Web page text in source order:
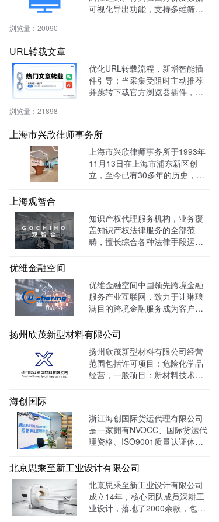
可视化导出功能，支持多维筛选
浏览量： 20090
URL转载文章
优化URL转载流程，新增智能插
件引导：当采集受阻时主动推荐
并跳转下载官方浏览器插件，有
浏览量： 21898
上海市兴欣律师事务所
上海市兴欣律师事务所于1993年
11月13日在上海市浦东新区创
立，至今已有30多年的历史，致
上海观智合
知识产权代理服务机构，业务覆
盖知识产权法律服务的全部范
畴，擅长综合各种法律手段运作
借高效的信息收集网络，和多样
化的保护手段，致力于服务专
利、商标、版权、保护及诉讼等
优维金融空间
优维金融空间中国领先跨境金融
服务产业互联网，致力于让琳琅
满目的跨境金融服务成为客户触
量达 139128W+
扬州欣茂新型材料有限公司
扬州欣茂新型材料有限公司经营
范围包括许可项目：危险化学品
经营，一般项目：新材料技术研
品展示的主要目的，目前全网曝
光量：992915次。
海创国际
浙江海创国际货运代理有限公司
是一家拥有NVOCC、国际货运代
理资格、ISO9001质量认证体系
公司。 官网上线一年多，全网曝
光量：226958次。
北京思乘至新工业设计有限公司
北京思乘至新工业设计有限公司
成立14年，核心团队成员深耕工
业设计，落地了2000余款，包括